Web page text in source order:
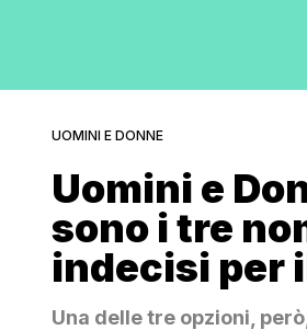
UOMINI E DONNE
Uomini e
sono i tre
indecisi per
Una delle tre opzioni,